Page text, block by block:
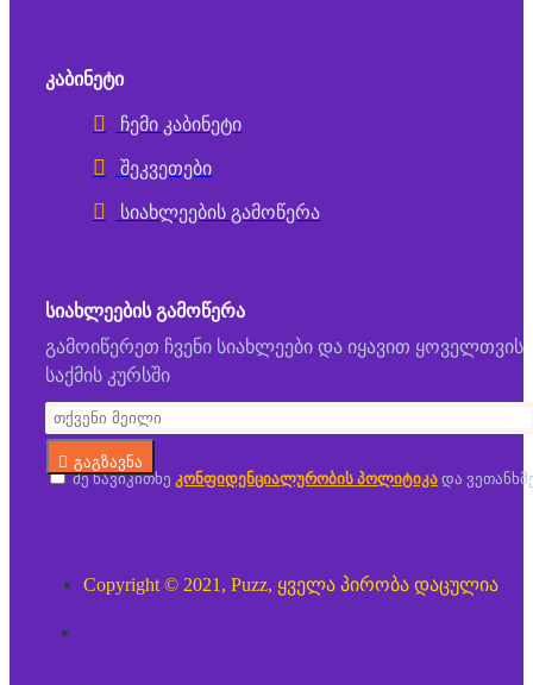
ᲙᲐᲑᲘᲜᲔᲢᲘ
ჩემი კაბინეტი
შეკვეთები
სიახლეების გამოწერა
ᲡᲘᲐᲮᲚᲔᲔᲑᲘᲡ ᲒᲐᲛᲝᲬᲔᲠᲐ
გამოიწერეთ ჩვენი სიახლეები და იყავით ყოველთვის
საქმის კურსში
გაგზავნა
მე წავიკითხე კონფიდენციალურობის პოლიტიკა და
Copyright © 2021, Puzz, ყველა პირობა დაცულია